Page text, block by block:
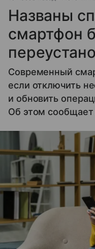
Названы
смартфон
Современный
если отключить
и обновить
Об этом сообщает